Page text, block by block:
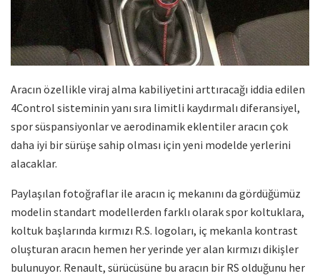
Aracın özellikle viraj alma kabiliyetini arttıracağı iddia edilen
4Control sisteminin yanı sıra limitli kaydırmalı diferansiyel,
spor süspansiyonlar ve aerodinamik eklentiler aracın çok
daha iyi bir sürüşe sahip olması için yeni modelde yerlerini
alacaklar.
Paylaşılan fotoğraflar ile aracın iç mekanını da gördüğümüz
modelin standart modellerden farklı olarak spor koltuklara,
koltuk başlarında kırmızı R.S. logoları, iç mekanla kontrast
oluşturan aracın hemen her yerinde yer alan kırmızı dikişler
bulunuyor. Renault, sürücüsüne bu aracın bir RS olduğunu her